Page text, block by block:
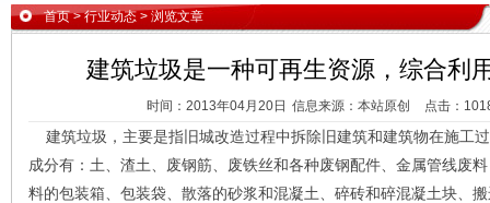
首页>行业动态 > 浏览文章
建筑垃圾是一种可再生资源，综合利
时间：2013年04月20日 信息来源：本站原创 点击：
建筑垃圾，主要是指旧城改造过程中拆除旧建筑和建筑物在施工
成分有：土、渣土、废钢筋、废铁丝和各种废钢配件、金属管线废
料的包装箱、包装袋、散落的砂浆和混凝土、碎砖和碎混凝土块、